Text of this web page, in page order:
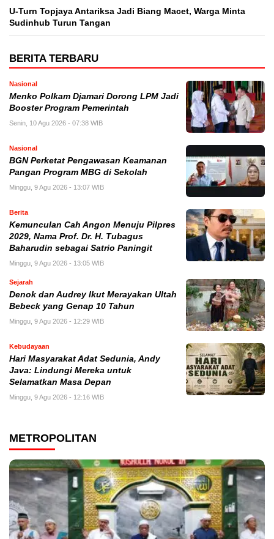
U-Turn Topjaya Antariksa Jadi Biang Macet, Warga Minta
Sudinhub Turun Tangan
BERITA TERBARU
Nasional
Menko Polkam Djamari Dorong LPM Jadi
Booster Program Pemerintah
Senin, 10 Agu 2026 - 07:38 WIB
Nasional
BGN Perketat Pengawasan Keamanan
Pangan Program MBG di Sekolah
Minggu, 9 Agu 2026 - 13:07 WIB
Berita
Kemunculan Cah Angon Menuju Pilpres
2029, Nama Prof. Dr. H. Tubagus
Baharudin sebagai Satrio Paningit
Minggu, 9 Agu 2026 - 13:05 WIB
Sejarah
Denok dan Audrey Ikut Merayakan Ultah
Bebeck yang Genap 10 Tahun
Minggu, 9 Agu 2026 - 12:29 WIB
Kebudayaan
Hari Masyarakat Adat Sedunia, Andy
Java: Lindungi Mereka untuk
Selamatkan Masa Depan
Minggu, 9 Agu 2026 - 12:16 WIB
METROPOLITAN